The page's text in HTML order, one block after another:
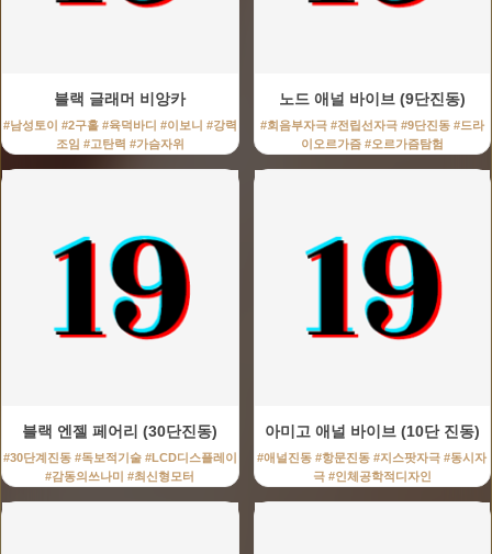
블랙 글래머 비앙카
#남성토이 #2구홀 #육덕바디 #이보니 #강력
조임 #고탄력 #가슴자위
노드 애널 바이브 (9단진동)
#회음부자극 #전립선자극 #9단진동 #드라
이오르가즘 #오르가즘탐험
블랙 엔젤 페어리 (30단진동)
#30단계진동 #독보적기술 #LCD디스플레이
#감동의쓰나미 #최신형모터
아미고 애널 바이브 (10단 진동)
#애널진동 #항문진동 #지스팟자극 #동시자
극 #인체공학적디자인